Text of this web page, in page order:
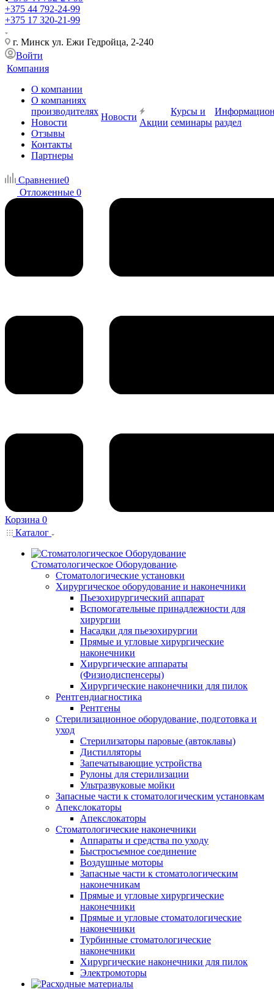
+375 44 792-24-99
+375 17 320-21-99
г. Минск ул. Ежи Гедройца, 2-240
Войти
Компания
О компании
О компаниях
производителях
Новости
Отзывы
Контакты
Партнеры
Новости
Акции
Курсы и
семинары раздел
Сравнение0
Отложенные 0
Корзина 0
Каталог
Стоматологическое Оборудование
Стоматологические установки
Хирургическое оборудование и наконечники
Пьезохирургический аппарат
Вспомогательные принадлежности для
хирургии
Насадки для пьезохирургии
Прямые и угловые хирургические
наконечники
Хирургические аппараты
(Физиодиспенсеры)
Хирургические наконечники для пилок
Рентгендиагностика
Рентгены
Стерилизационное оборудование, подготовка и
уход
Стерилизаторы паровые (автоклавы)
Дистилляторы
Запечатывающие устройства
Рулоны для стерилизации
Ультразвуковые мойки
Запасные части к стоматологическим установкам
Апекслокаторы
Апекслокаторы
Стоматологические наконечники
Аппараты и средства по уходу
Быстросъемное соединение
Воздушные моторы
Запасные части к стоматологическим
наконечникам
Прямые и угловые хирургические
наконечники
Прямые и угловые стоматологические
наконечники
Турбинные стоматологические
наконечники
Хирургические наконечники для пилок
Электромоторы